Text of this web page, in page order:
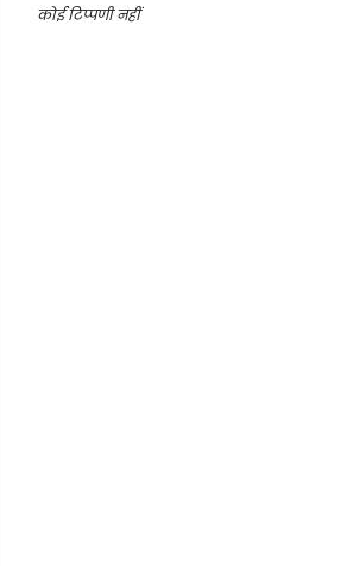
कोई टिप्पणी नहीं